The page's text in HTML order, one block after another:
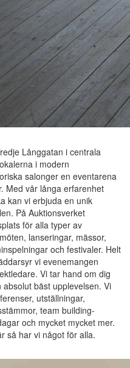
Långgatan i centrala
i modern
salonger en eventarena
Med vår långa erfarenhet
kan vi erbjuda en unik
På Auktionsverket
för alla typer av
lanseringar, mässor,
och festivaler. Helt
vi evenemangen
Vi tar hand om dig
bäst upplevelsen. Vi
utställningar,
team building-
och mycket mycket mer.
så har vi något för alla.